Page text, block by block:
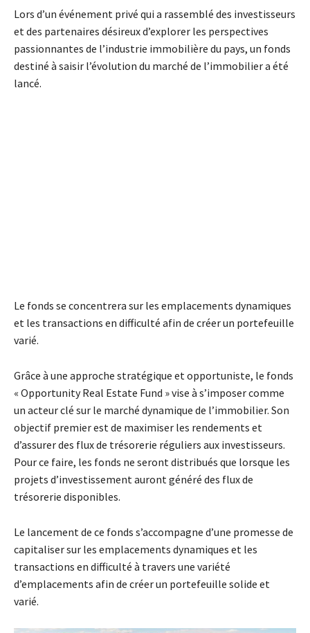
Lors d’un événement privé qui a rassemblé des investisseurs
et des partenaires désireux d’explorer les perspectives
passionnantes de l’industrie immobilière du pays, un fonds
destiné à saisir l’évolution du marché de l’immobilier a été
lancé.
Le fonds se concentrera sur les emplacements dynamiques
et les transactions en difficulté afin de créer un portefeuille
varié.
Grâce à une approche stratégique et opportuniste, le fonds
« Opportunity Real Estate Fund » vise à s’imposer comme
un acteur clé sur le marché dynamique de l’immobilier. Son
objectif premier est de maximiser les rendements et
d’assurer des flux de trésorerie réguliers aux investisseurs.
Pour ce faire, les fonds ne seront distribués que lorsque les
projets d’investissement auront généré des flux de
trésorerie disponibles.
Le lancement de ce fonds s’accompagne d’une promesse de
capitaliser sur les emplacements dynamiques et les
transactions en difficulté à travers une variété
d’emplacements afin de créer un portefeuille solide et
varié.